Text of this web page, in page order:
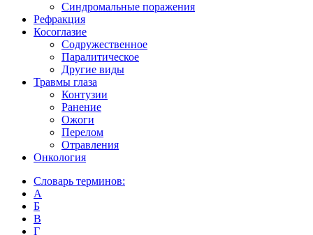
Синдромальные поражения
Рефракция
Косоглазие
Содружественное
Паралитическое
Другие виды
Травмы глаза
Контузии
Ранениe
Ожоги
Перелом
Отравления
Онкология
Словарь терминов:
А
Б
В
Г